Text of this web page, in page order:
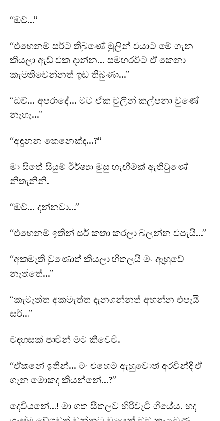
“ඔව්…”
“එහෙනම් සර්ට තිබුණේ මුලින් එයාට මේ ගැන
කියලා ඇඩ් එක දාන්න… සමහරවිට ඒ කෙනා
කැමතිවෙන්නත් ඉඩ තිබුණා…”
“ඔව්… අපරාදේ… මට ඒක මුලින් කල්පනා වුණේ
නැහැ…”
“අඳුනන කෙනෙක්ද…?”
මා සිතේ සියුම් ඊර්ෂ්‍යා මුසු හැඟීමක් ඇතිවුණේ
නිතැනිනි.
“ඔව්… දන්නවා…”
“එහෙනම් ඉතින් සර් කතා කරලා බලන්න එපැයි…”
“අකමැති වුණොත් කියලා හිතලයි මං ඇහුවේ
නැත්තේ…”
“කැමැත්ත අකමැත්ත දැනගන්නත් අහන්න එපැයි
සර්…”
මඳහසක් පාමින් මම කීවෙමි.
“ඒකනේ ඉතින්… මං එහෙම ඇහුවොත් අරවින්දි ඒ
ගැන මොකද කියන්නේ…?”
දෙවියනේ…! මා ගත සීතලව හිරිවැටී ගියේය. හද